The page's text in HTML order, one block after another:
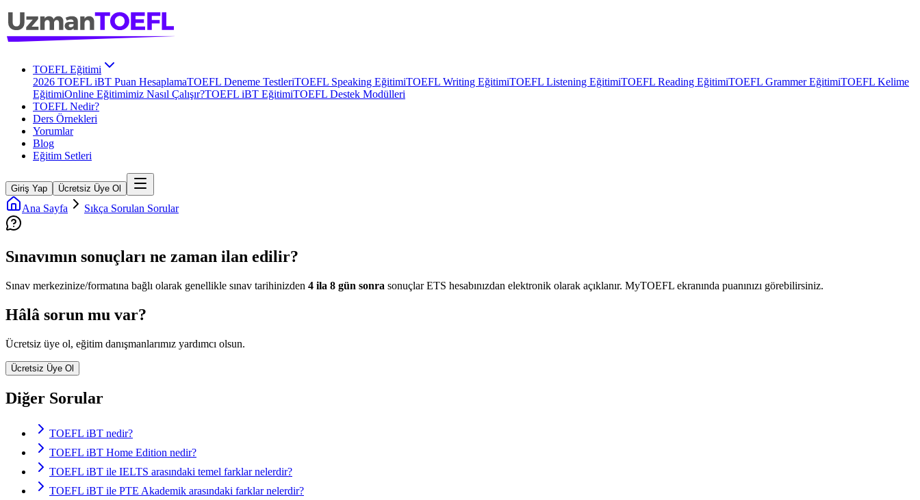
TOEFL Eğitimi
2026 TOEFL iBT Puan HesaplamaTOEFL Deneme TestleriTOEFL Speaking EğitimiTOEFL Writing EğitimiTOEFL Listening EğitimiTOEFL Reading EğitimiTOEFL Grammer EğitimiTOEFL Kelime
EğitimiOnline Eğitimimiz Nasıl Çalışır?TOEFL iBT EğitimiTOEFL Destek Modülleri
TOEFL Nedir?
Ders Örnekleri
Yorumlar
Blog
Eğitim Setleri
Giriş Yap Ücretsiz Üye Ol
Ana Sayfa Sıkça Sorulan Sorular
Sınavımın sonuçları ne zaman ilan edilir?
Sınav merkezinize/formatına bağlı olarak genellikle sınav tarihinizden 4 ila 8 gün sonra sonuçlar ETS hesabınızdan elektronik olarak açıklanır. MyTOEFL ekranında puanınızı görebilirsiniz.
Hâlâ sorun mu var?
Ücretsiz üye ol, eğitim danışmanlarımız yardımcı olsun.
Ücretsiz Üye Ol
Diğer Sorular
TOEFL iBT nedir?
TOEFL iBT Home Edition nedir?
TOEFL iBT ile IELTS arasındaki temel farklar nelerdir?
TOEFL iBT ile PTE Akademik arasındaki farklar nelerdir?